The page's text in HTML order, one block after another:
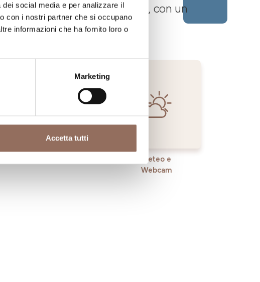
social media e per analizzare il
con i nostri partner che si occupano
informazioni che ha fornito loro o
Marketing
Accetta tutti
di Langhe Monferrato Roero, con un
Meteo e
Webcam